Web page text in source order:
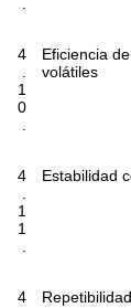
4
1
0
Eficiencia
volátiles
4
1
1
Estabilidad
4
Repetibilidad